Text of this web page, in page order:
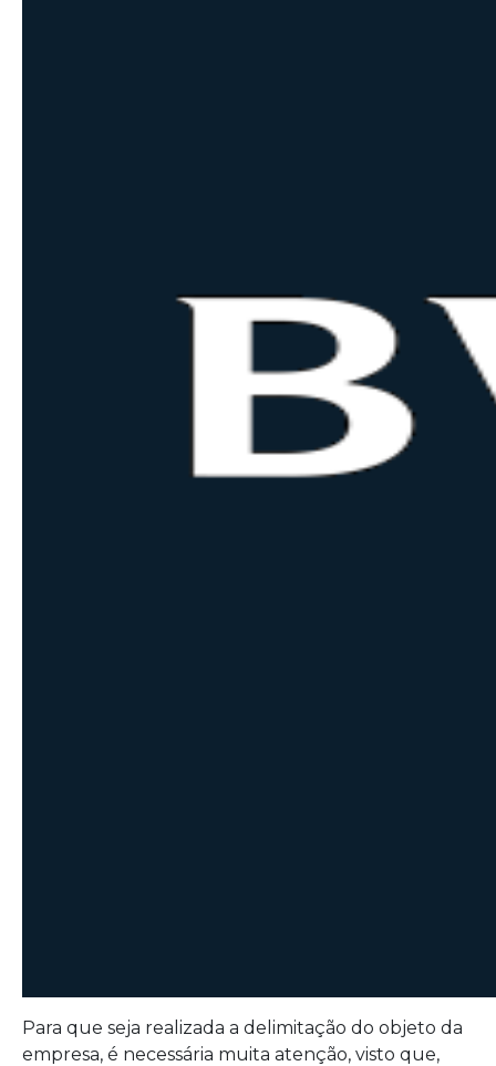
Para que seja realizada a delimitação do objeto da
empresa, é necessária muita atenção, visto que,